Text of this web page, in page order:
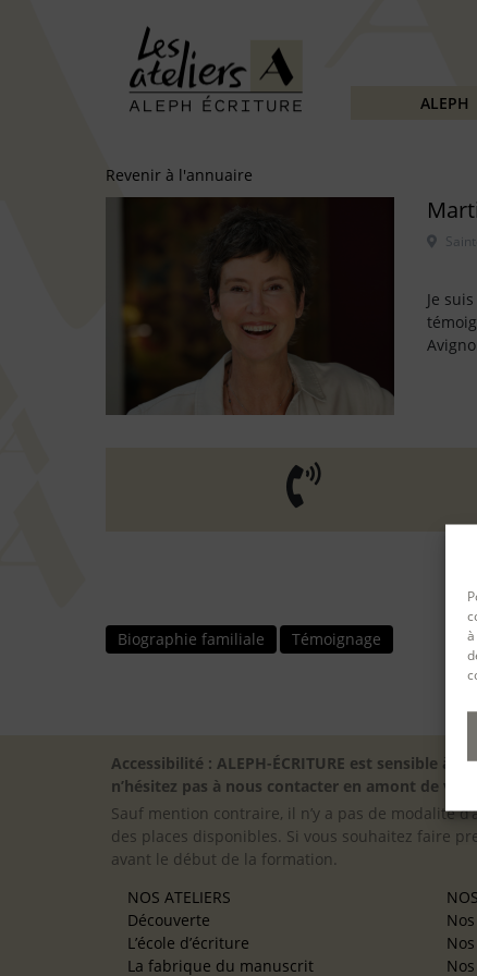
ALEPH
Revenir à l'annuaire
Je
Biographie familiale Témoignage
Accessibilité : ALEPH-ÉCRITURE est sensible à
n’hésitez pas à nous contacter en amont de
Sauf mention contraire, il n’y a pas de modalité
des places disponibles. Si vous souhaitez faire
avant le début de la formation.
NOS ATELIERS
Découverte
L’école d’écriture
La fabrique du manuscrit